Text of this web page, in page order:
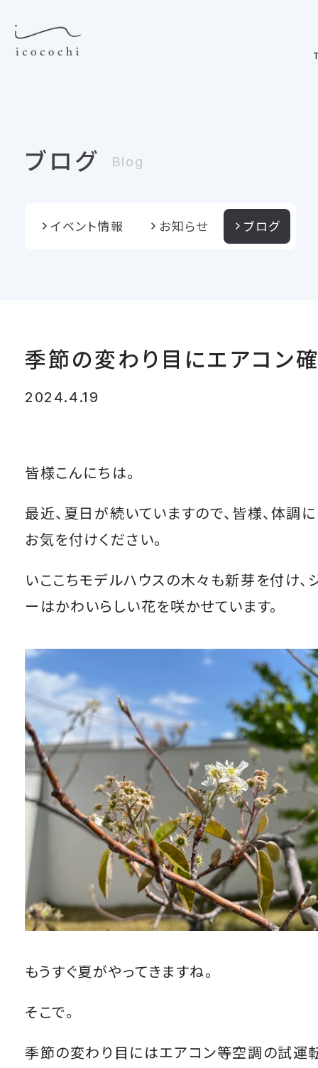
ブログ Blog
イベント情報 お知らせ ブログ
季節の変わり目にエアコン
2024.4.19
皆様こんにちは。
最近、夏日が続いていますので、皆様、体調
お気を付けください。
いここちモデルハウスの木々も新芽を付け、
ーはかわいらしい花を咲かせています。
もうすぐ夏がやってきますね。
そこで。
季節の変わり目にはエアコン等空調の試運